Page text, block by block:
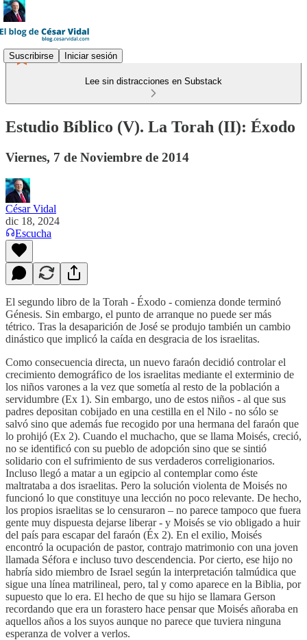
Suscribirse Iniciar sesión
Lee sin distracciones en Substack
Estudio Bíblico (V). La Torah (II): Éxodo
Viernes, 7 de Noviembre de 2014
César Vidal
dic 18, 2024
Escucha
El segundo libro de la Torah - Éxodo - comienza donde terminó
Génesis. Sin embargo, el punto de arranque no puede ser más
tétrico. Tras la desaparición de José se produjo también un cambio
dinástico que implicó la caída en desgracia de los israelitas.
Como consecuencia directa, un nuevo faraón decidió controlar el
crecimiento demográfico de los israelitas mediante el exterminio de
los niños varones a la vez que sometía al resto de la población a
servidumbre (Ex 1). Sin embargo, uno de estos niños - al que sus
padres depositan cobijado en una cestilla en el Nilo - no sólo se
salvó sino que además fue recogido por una hermana del faraón que
lo prohijó (Ex 2). Cuando el muchacho, que se llama Moisés, creció,
no se identificó con su pueblo de adopción sino que se sintió
solidario con el sufrimiento de sus verdaderos correligionarios.
Incluso llegó a matar a un egipcio al contemplar como éste
maltrataba a dos israelitas. Pero la solución violenta de Moisés no
funcionó lo que constituye una lección no poco relevante. De hecho,
los propios israelitas se lo censuraron – no parece tampoco que fuera
gente muy dispuesta dejarse liberar - y Moisés se vio obligado a huir
del país para escapar del faraón (Éx 2). En el exilio, Moisés
encontró la ocupación de pastor, contrajo matrimonio con una joven
llamada Séfora e incluso tuvo descendencia. Por cierto, ese hijo no
habría sido miembro de Israel según la interpretación talmúdica que
sigue una línea matrilineal, pero, tal y como aparece en la Biblia, por
supuesto que lo era. El hecho de que su hijo se llamara Gerson
recordando que era un forastero hace pensar que Moisés añoraba en
aquellos años a los suyos aunque no parece que tuviera ninguna
esperanza de volver a verlos.